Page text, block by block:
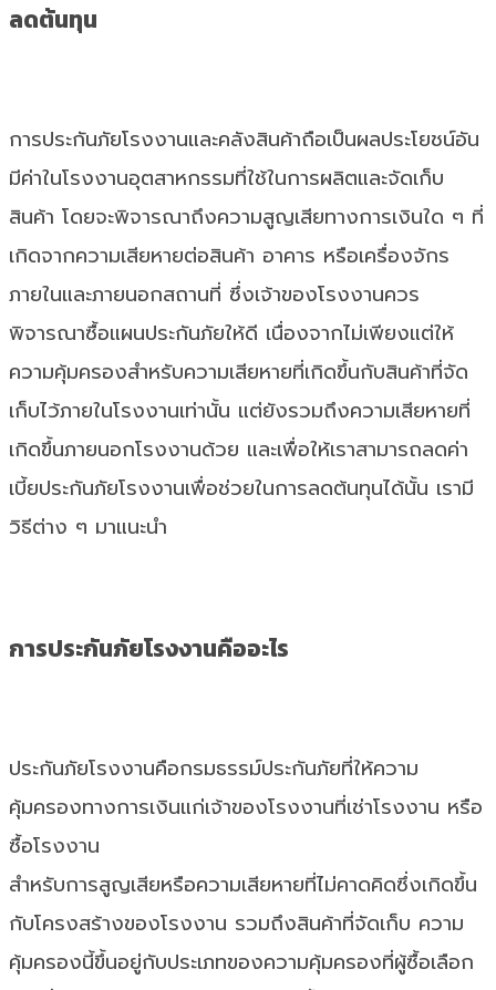
ลดต้นทุน
การประกันภัยโรงงานและคลังสินค้าถือเป็นผลประโยชน์อัน
มีค่าในโรงงานอุตสาหกรรมที่ใช้ในการผลิตและจัดเก็บ
สินค้า โดยจะพิจารณาถึงความสูญเสียทางการเงินใด ๆ ที่
เกิดจากความเสียหายต่อสินค้า อาคาร หรือเครื่องจักร
ภายในและภายนอกสถานที่ ซึ่งเจ้าของโรงงานควร
พิจารณาซื้อแผนประกันภัยให้ดี เนื่องจากไม่เพียงแต่ให้
ความคุ้มครองสำหรับความเสียหายที่เกิดขึ้นกับสินค้าที่จัด
เก็บไว้ภายในโรงงานเท่านั้น แต่ยังรวมถึงความเสียหายที่
เกิดขึ้นภายนอกโรงงานด้วย และเพื่อให้เราสามารถลดค่า
เบี้ยประกันภัยโรงงานเพื่อช่วยในการลดต้นทุนได้นั้น เรามี
วิธีต่าง ๆ มาแนะนำ
การประกันภัยโรงงานคืออะไร
ประกันภัยโรงงานคือกรมธรรม์ประกันภัยที่ให้ความ
คุ้มครองทางการเงินแก่เจ้าของโรงงานที่เช่าโรงงาน หรือ
ซื้อโรงงาน
สำหรับการสูญเสียหรือความเสียหายที่ไม่คาดคิดซึ่งเกิดขึ้น
กับโครงสร้างของโรงงาน รวมถึงสินค้าที่จัดเก็บ ความ
คุ้มครองนี้ขึ้นอยู่กับประเภทของความคุ้มครองที่ผู้ซื้อเลือก